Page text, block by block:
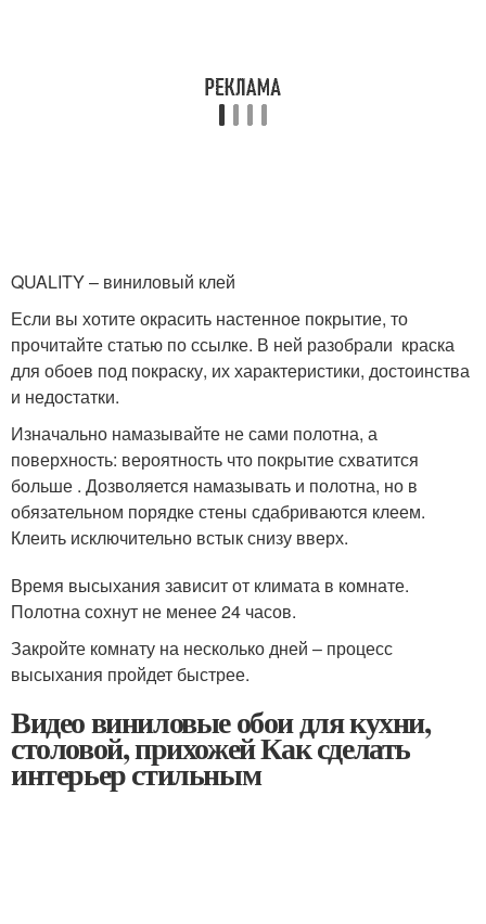
QUALITY – виниловый клей
Если вы хотите окрасить настенное покрытие, то
прочитайте статью по ссылке. В ней разобрали краска
для обоев под покраску, их характеристики, достоинства
и недостатки.
Изначально намазывайте не сами полотна, а
поверхность: вероятность что покрытие схватится
больше . Дозволяется намазывать и полотна, но в
обязательном порядке стены сдабриваются клеем.
Клеить исключительно встык снизу вверх.
Время высыхания зависит от климата в комнате.
Полотна сохнут не менее 24 часов.
Закройте комнату на несколько дней – процесс
высыхания пройдет быстрее.
Видео виниловые обои для кухни,
столовой, прихожей Как сделать
интерьер стильным